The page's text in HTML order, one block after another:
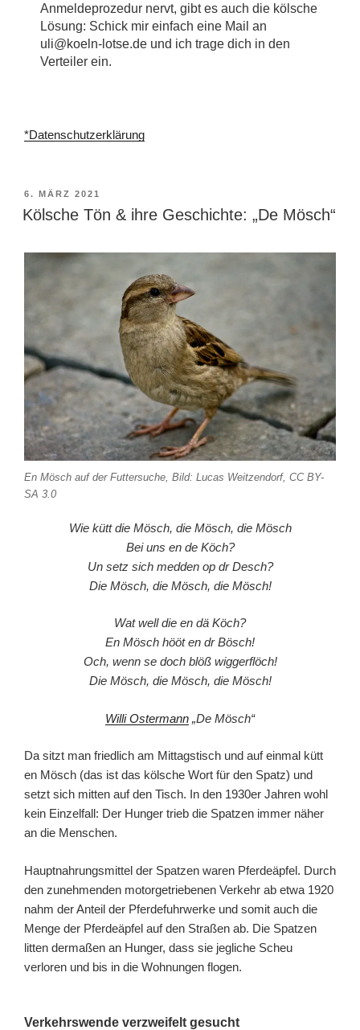
Anmeldeprozedur nervt, gibt es auch die kölsche
Lösung: Schick mir einfach eine Mail an
uli@koeln-lotse.de und ich trage dich in den
Verteiler ein.
*Datenschutzerklärung
VERÖFFENTLICHT
AM
6. MÄRZ 2021
Kölsche Tön & ihre Geschichte: „De Mösch“
En Mösch auf der Futtersuche, Bild: Lucas Weitzendorf, CC BY-
SA 3.0
Wie kütt die Mösch, die Mösch, die Mösch
Bei uns en de Köch?
Un setz sich medden op dr Desch?
Die Mösch, die Mösch, die Mösch!
Wat well die en dä Köch?
En Mösch hööt en dr Bösch!
Och, wenn se doch blöß wiggerflöch!
Die Mösch, die Mösch, die Mösch!
Willi Ostermann „De Mösch“
Da sitzt man friedlich am Mittagstisch und auf einmal kütt
en Mösch (das ist das kölsche Wort für den Spatz) und
setzt sich mitten auf den Tisch. In den 1930er Jahren wohl
kein Einzelfall: Der Hunger trieb die Spatzen immer näher
an die Menschen.
Hauptnahrungsmittel der Spatzen waren Pferdeäpfel. Durch
den zunehmenden motorgetriebenen Verkehr ab etwa 1920
nahm der Anteil der Pferdefuhrwerke und somit auch die
Menge der Pferdeäpfel auf den Straßen ab. Die Spatzen
litten dermaßen an Hunger, dass sie jegliche Scheu
verloren und bis in die Wohnungen flogen.
Verkehrswende verzweifelt gesucht